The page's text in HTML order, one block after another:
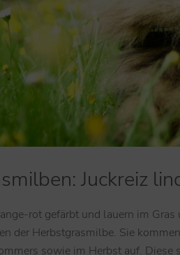
Juckreiz
rot gefärbt und lauern im
der Herbstgrasmilbe. Sie
sowie im Herbst auf.